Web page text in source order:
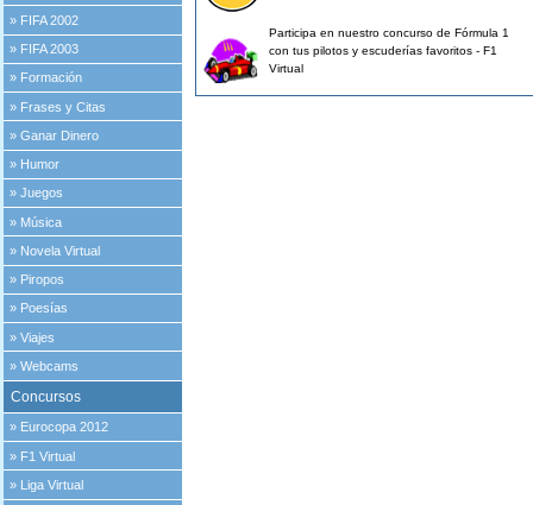
» FIFA 2002
» FIFA 2003
» Formación
» Frases y Citas
»Ganar Dinero
» Humor
»Juegos
» Música
» Novela Virtual
» Piropos
» Poesías
»Viajes
»Webcams
Concursos
» Eurocopa 2012
» F1 Virtual
» Liga Virtual
Participa en nuestro concurso de Fórmula 1
con tus pilotos y escuderías favoritos - F1
Virtual